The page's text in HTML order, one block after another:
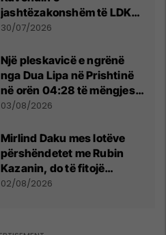
jashtëzakonshëm të LDK-
së
30/07/2026
Një pleskavicë e ngrënë
nga Dua Lipa në Prishtinë
në orën 04:28 të mëngjesit
- dhe bota digjitale serbe
03/08/2026
Mirlind Daku mes lotëve
përshëndetet me Rubin
Kazanin, do të fitojë
miliona te Spartak Moska
02/08/2026